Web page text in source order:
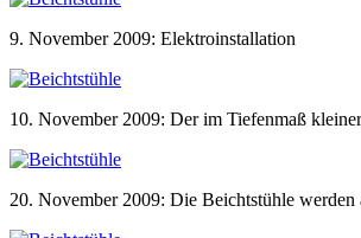
9. November 2009: Elektroinstallation
10. November 2009: Der im Tiefenmaß
20. November 2009: Die Beichtstühle